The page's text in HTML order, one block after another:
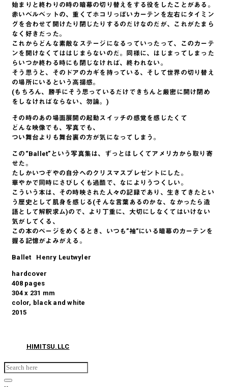
始まりと終わりの時の暗幕の切り替えをする役をしたことがある。
赤いベルベットの、重くてホコリっぽいカーテンを左右にタイミン
グを合わせて開けたり閉じたりするのだけなのだが、これがたまら
なく好きだった。
これからどんな素敵なステージになるっていったって、このカーテ
ンを開けなくてははじまらないのだ。同様に、はじまってしまった
らいつか終わる時にも閉じなければ、終われない。
そう思うと、そのドアのカギを持っている、そして世界の切り替え
の場所にいるという高揚感。
(もちろん、勝手にそう思っているだけできちんと厳密に開け閉め
をしなければならない、勿論。)
その時のあの場面展開の起動スイッチの感覚を感じたくて
どんな映像でも、写真でも、
つい舞台よりも舞台裏の方が気になってしまう。
この“Ballet”という写真集は、ずっとほしくてアメリカから取り寄
せた。
たしかいつぞやの自分へのクリスマスプレゼントにした。
華やかで同時にさびしくも過酷で、なによりうつくしい。
こういう本は、その時映された人々の記録であり、生きてきたとい
う歴史として肌身を感じる(そんな言葉あるのかな、なかったら造
語として解釈求ム)ので、より丁重に、大切にしなくてはいけない
気がしてくる、
この本のページをめくるとき、いつも”袖”にいる暗幕のカーテンを
握る記憶がよみがえる。
Ballet Henry Leutwyler
hardcover
408 pages
304 x 231 mm
color, black and white
2015
HIMITSU.LLC
Search for: